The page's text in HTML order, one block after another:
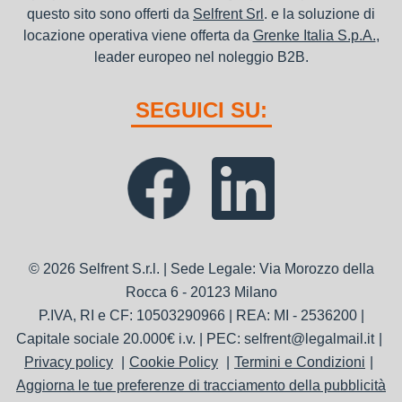
questo sito sono offerti da Selfrent Srl . e la soluzione di
locazione operativa viene offerta da Grenke Italia S.p.A.,
leader europeo nel noleggio B2B.
SEGUICI SU:
© 2026 Selfrent S.r.l. | Sede Legale: Via Morozzo della
Rocca 6 - 20123 Milano
P.IVA, RI e CF: 10503290966 | REA: MI - 2536200 |
Capitale sociale 20.000€ i.v. | PEC: selfrent@legalmail.it
Privacy policy
Cookie Policy
Termini e Condizioni
Aggiorna le tue preferenze di tracciamento della pubblicità